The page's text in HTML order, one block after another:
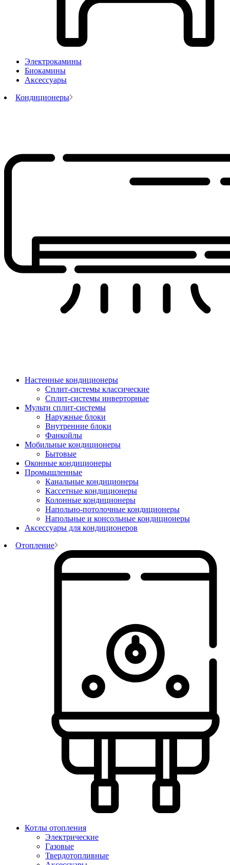
Электрокамины
Биокамины
Аксессуары
Кондиционеры
Настенные кондиционеры
Сплит-системы классические
Сплит-системы инверторные
Мульти сплит-системы
Наружные блоки
Внутренние блоки
Фанкойлы
Мобильные кондиционеры
Бытовые
Оконные кондиционеры
Промышленные
Канальные кондиционеры
Кассетные кондиционеры
Колонные кондиционеры
Напольно-потолочные кондиционеры
Напольные и консольные кондиционеры
Аксессуары для кондиционеров
Отопление
Котлы отопления
Электрические
Газовые
Твердотопливные